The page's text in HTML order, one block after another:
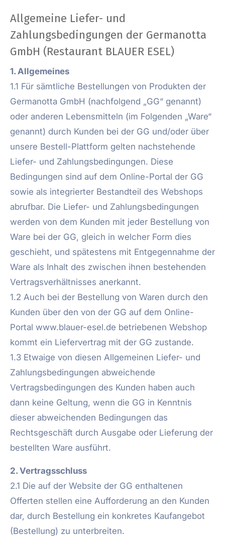
Allgemeine Liefer- und
Zahlungsbedingungen der Germanotta
GmbH (Restaurant BLAUER ESEL)
1. Allgemeines
1.1 Für sämtliche Bestellungen von Produkten der
Germanotta GmbH (nachfolgend „GG“ genannt)
oder anderen Lebensmitteln (im Folgenden „Ware“
genannt) durch Kunden bei der GG und/oder über
unsere Bestell-Plattform gelten nachstehende
Liefer- und Zahlungsbedingungen. Diese
Bedingungen sind auf dem Online-Portal der GG
sowie als integrierter Bestandteil des Webshops
abrufbar. Die Liefer- und Zahlungsbedingungen
werden von dem Kunden mit jeder Bestellung von
Ware bei der GG, gleich in welcher Form dies
geschieht, und spätestens mit Entgegennahme der
Ware als Inhalt des zwischen ihnen bestehenden
Vertragsverhältnisses anerkannt.
1.2 Auch bei der Bestellung von Waren durch den
Kunden über den von der GG auf dem Online-
Portal www.blauer-esel.de betriebenen Webshop
kommt ein Liefervertrag mit der GG zustande.
1.3 Etwaige von diesen Allgemeinen Liefer- und
Zahlungsbedingungen abweichende
Vertragsbedingungen des Kunden haben auch
dann keine Geltung, wenn die GG in Kenntnis
dieser abweichenden Bedingungen das
Rechtsgeschäft durch Ausgabe oder Lieferung der
bestellten Ware ausführt.
2. Vertragsschluss
2.1 Die auf der Website der GG enthaltenen
Offerten stellen eine Aufforderung an den Kunden
dar, durch Bestellung ein konkretes Kaufangebot
(Bestellung) zu unterbreiten.